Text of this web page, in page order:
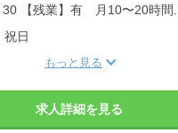
【残業】有 月10〜20時間...
祝日
もっと見る
求人詳細を見る